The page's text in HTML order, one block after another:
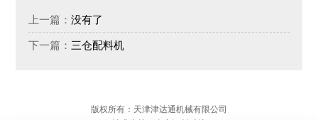
上一篇：没有了
下一篇： 三仓配料机
版权所有：天津津达通机械有限公司